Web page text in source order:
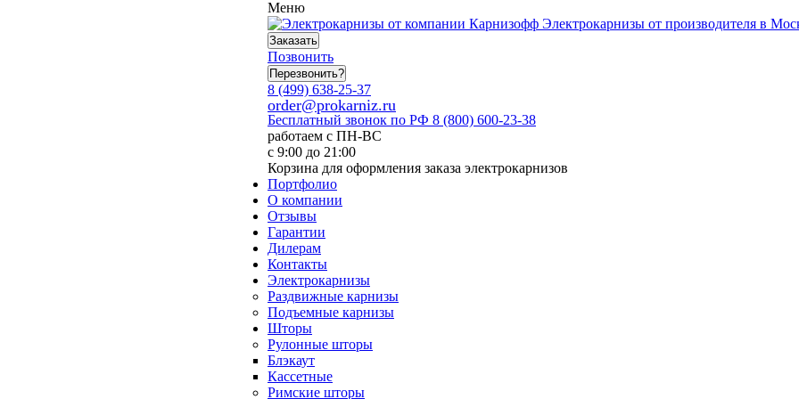
Меню
Электрокарнизы от производителя в
Заказать
Позвонить
Перезвонить?
8 (499) 638-25-37
order@prokarniz.ru
Бесплатный звонок по РФ 8 (800) 600-23-38
работаем с ПН-ВС
с 9:00 до 21:00
Корзина для оформления заказа электрокарнизов
Портфолио
О компании
Отзывы
Гарантии
Дилерам
Контакты
Электрокарнизы
Раздвижные карнизы
Подъемные карнизы
Шторы
Рулонные шторы
Блэкаут
Кассетные
Римские шторы